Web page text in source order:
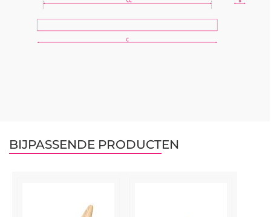
BIJPASSENDE PRODUCTEN